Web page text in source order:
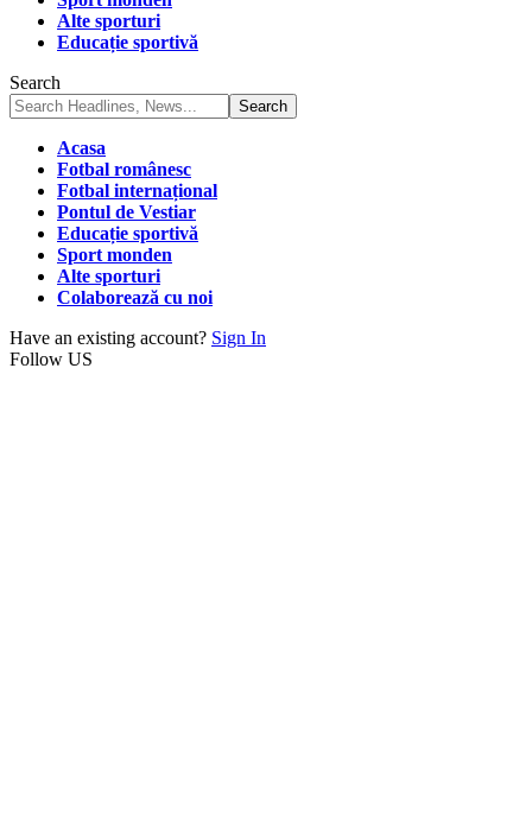
Alte sporturi
Educație sportivă
Search
Acasa
Fotbal românesc
Fotbal internațional
Pontul de Vestiar
Educație sportivă
Sport monden
Alte sporturi
Colaborează cu noi
Have an existing account? Sign In
Follow US